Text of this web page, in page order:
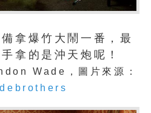
拿爆竹大鬧一番，最
拿的是沖天炮呢！
Wade，圖片來源：